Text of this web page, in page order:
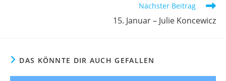
Nächster Beitrag
15. Januar – Julie Koncewicz
DAS KÖNNTE DIR AUCH GEFALLEN